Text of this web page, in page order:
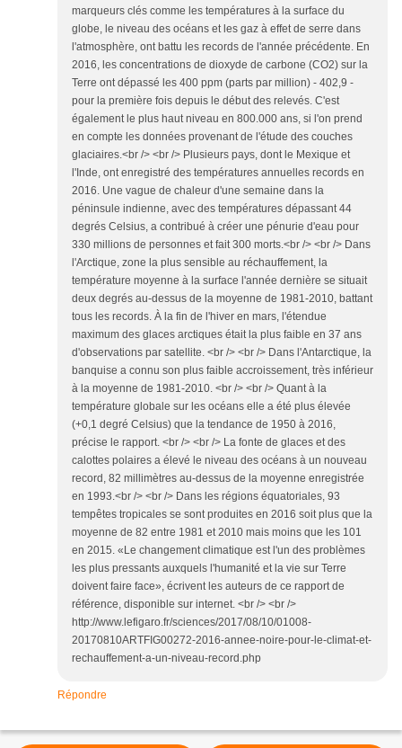
marqueurs clés comme les températures à la surface du
globe, le niveau des océans et les gaz à effet de serre dans
l'atmosphère, ont battu les records de l'année précédente. En
2016, les concentrations de dioxyde de carbone (CO2) sur la
Terre ont dépassé les 400 ppm (parts par million) - 402,9 -
pour la première fois depuis le début des relevés. C'est
également le plus haut niveau en 800.000 ans, si l'on prend
en compte les données provenant de l'étude des couches
glaciaires.<br /> <br /> Plusieurs pays, dont le Mexique et
l'Inde, ont enregistré des températures annuelles records en
2016. Une vague de chaleur d'une semaine dans la
péninsule indienne, avec des températures dépassant 44
degrés Celsius, a contribué à créer une pénurie d'eau pour
330 millions de personnes et fait 300 morts.<br /> <br /> Dans
l'Arctique, zone la plus sensible au réchauffement, la
température moyenne à la surface l'année dernière se situait
deux degrés au-dessus de la moyenne de 1981-2010, battant
tous les records. À la fin de l'hiver en mars, l'étendue
maximum des glaces arctiques était la plus faible en 37 ans
d'observations par satellite. <br /> <br /> Dans l'Antarctique, la
banquise a connu son plus faible accroissement, très inférieur
à la moyenne de 1981-2010. <br /> <br /> Quant à la
température globale sur les océans elle a été plus élevée
(+0,1 degré Celsius) que la tendance de 1950 à 2016,
précise le rapport. <br /> <br /> La fonte de glaces et des
calottes polaires a élevé le niveau des océans à un nouveau
record, 82 millimètres au-dessus de la moyenne enregistrée
en 1993.<br /> <br /> Dans les régions équatoriales, 93
tempêtes tropicales se sont produites en 2016 soit plus que la
moyenne de 82 entre 1981 et 2010 mais moins que les 101
en 2015. «Le changement climatique est l'un des problèmes
les plus pressants auxquels l'humanité et la vie sur Terre
doivent faire face», écrivent les auteurs de ce rapport de
référence, disponible sur internet. <br /> <br />
http://www.lefigaro.fr/sciences/2017/08/10/01008-
20170810ARTFIG00272-2016-annee-noire-pour-le-climat-et-
rechauffement-a-un-niveau-record.php
Répondre